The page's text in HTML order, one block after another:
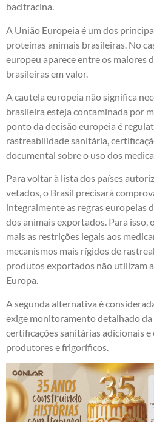
bacitracina.
A União Europeia é um dos
proteínas animais brasileiras. No
europeu aparece entre os maiores
brasileiras em valor.
A cautela europeia não significa
brasileira esteja contaminada por
ponto da decisão europeia é
rastreabilidade sanitária,
documental sobre o uso dos
Para voltar à lista dos países
vetados, o Brasil precisará
integralmente as regras europeias
dos animais exportados. Para isso,
mais as restrições legais aos
mecanismos mais rígidos de
produtos exportados não utilizam
Europa.
A segunda alternativa é
exige monitoramento detalhado da
certificações sanitárias adicionais e
produtores e frigoríficos.